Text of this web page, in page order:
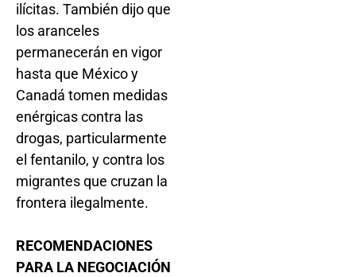
ilícitas. También dijo que
los aranceles
permanecerán en vigor
hasta que México y
Canadá tomen medidas
enérgicas contra las
drogas, particularmente
el fentanilo, y contra los
migrantes que cruzan la
frontera ilegalmente.
RECOMENDACIONES
PARA LA NEGOCIACIÓN